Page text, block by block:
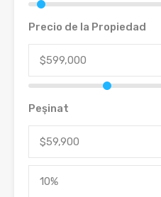
Precio de la Propiedad
Peşinat